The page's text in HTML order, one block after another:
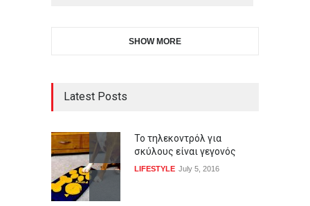
SHOW MORE
Latest Posts
Το τηλεκοντρόλ για
σκύλους είναι γεγονός
LIFESTYLE July 5, 2016